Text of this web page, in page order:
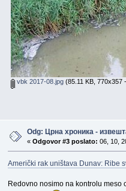
vbk 2017-08.jpg(85.11 KB, 770x357
Odg: Црна хроника -
« Odgovor #3 poslato: 06, 10,
Američki rak uništava Dunav: Ribe
Redovno nosimo na kontrolu